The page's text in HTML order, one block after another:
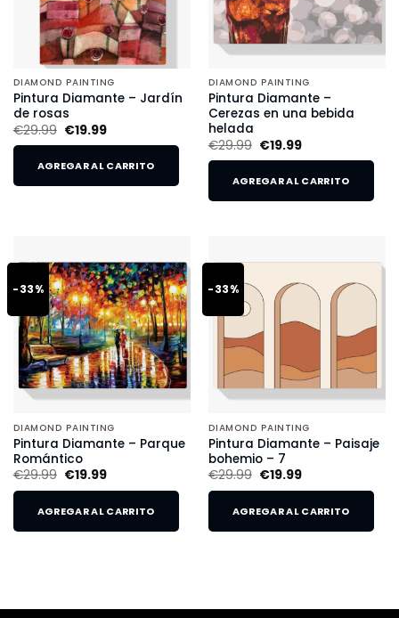
DIAMOND PAINTING
Pintura Diamante – Jardín
de rosas
€29.99 €19.99
AGREGAR AL CARRITO
DIAMOND PAINTING
Pintura Diamante –
Cerezas en una bebida
helada
€29.99 €19.99
AGREGAR AL CARRITO
-33%
DIAMOND PAINTING
Pintura Diamante – Parque
Romántico
€29.99 €19.99
AGREGAR AL CARRITO
-33%
DIAMOND PAINTING
Pintura Diamante – Paisaje
bohemio – 7
€29.99 €19.99
AGREGAR AL CARRITO